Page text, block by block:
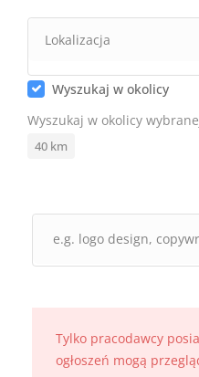
Wyszukaj w okolicy
Wyszukaj w okolicy
40 km
Tylko pracodawcy
ogłoszeń mogą